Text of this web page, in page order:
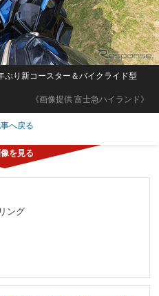
《画像提供 富士急ハイランド》
り新コースター＆バイクライド型
へ戻る
ング